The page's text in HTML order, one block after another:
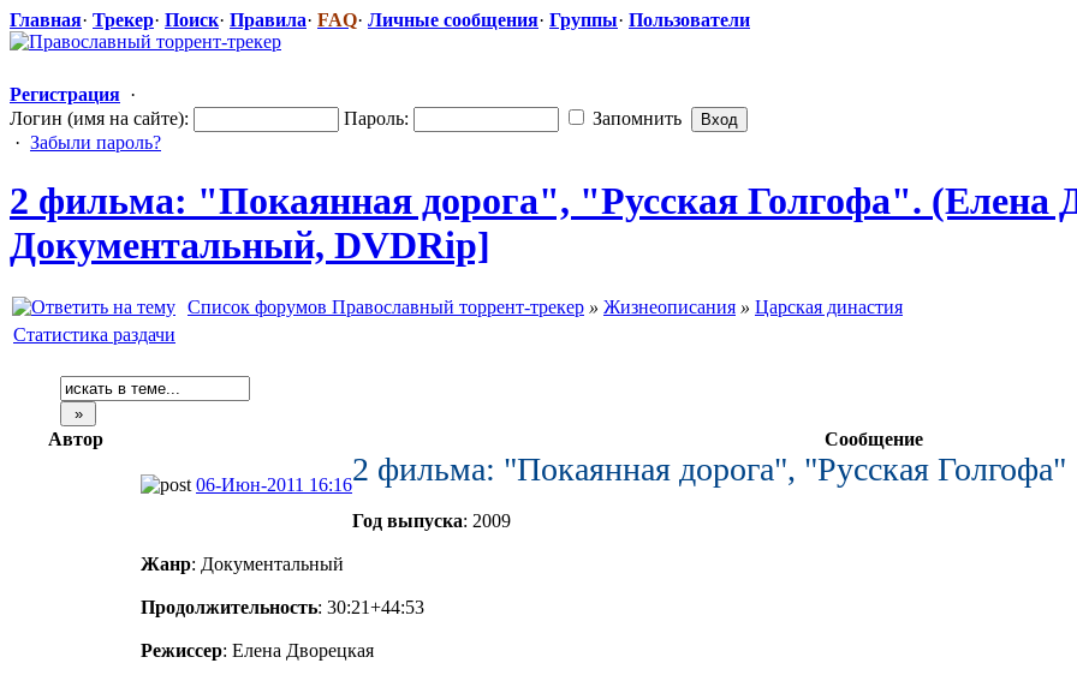
Главная· Трекер· Поиск· Правила· FAQ· Личные сообщения· Группы· Пользователи
Регистрация ·
Логин (имя на сайте):
Пароль:
Запомнить
· Забыли пароль?
2 фильма: "Покаянн​ая дорога", "Русская Голгофа". (Елена
Документальн​ый, DVDRip]
Список форумов Православный торрент-трекер » Жизнеописания » Царская династия
Статистика раздачи
Автор Сообщение
06-Июн-2011 16:162 фильма: "Покаянная дорога", "Русская Голгофа"
Год выпуска: 2009
Жанр: Документальный
Продолжительность: 30:21+44:53
Режиссер: Елена Дворецкая